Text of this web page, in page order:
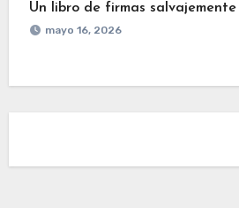
Un libro de firmas salvajemente
mayo 16, 2026